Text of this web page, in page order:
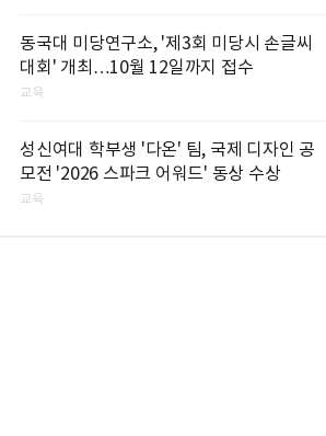
동국대 미당연구소, '제3회 미당시 손글씨
대회' 개최…10월 12일까지 접수
교육
성신여대 학부생 '다온' 팀, 국제 디자인 공
모전 '2026 스파크 어워드' 동상 수상
교육